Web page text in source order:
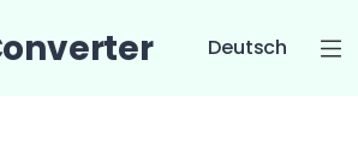
Deutsch